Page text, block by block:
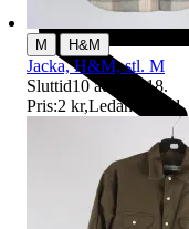
M H&M
Jacka, H&M, stl. M
Sluttid10 aug 18:18.
Pris:2 kr,Ledande bud.